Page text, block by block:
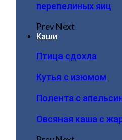
перепелиных яиц
PrevNext
Каши
Птица сдохла
Кутья с изюмом
Полента с
Овсяная каша с